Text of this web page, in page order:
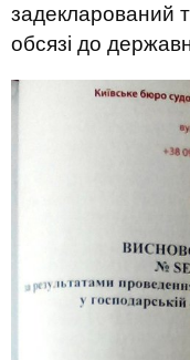
задекларований
обсязі до